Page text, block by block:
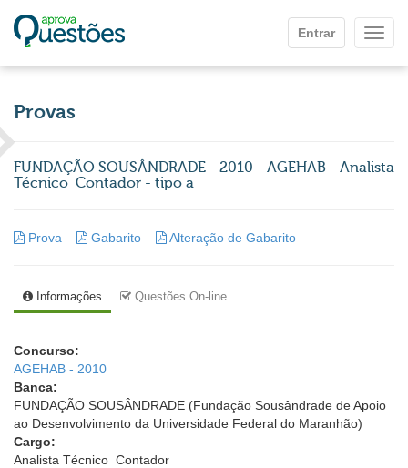
Entrar
Provas
FUNDAÇÃO SOUSÂNDRADE - 2010 - AGEHAB - Analista
Técnico  Contador - tipo a
Prova Gabarito Alteração de Gabarito
Informações Questões On-line
Concurso:
AGEHAB - 2010
Banca:
FUNDAÇÃO SOUSÂNDRADE (Fundação Sousândrade de Apoio
ao Desenvolvimento da Universidade Federal do Maranhão)
Cargo:
Analista Técnico  Contador